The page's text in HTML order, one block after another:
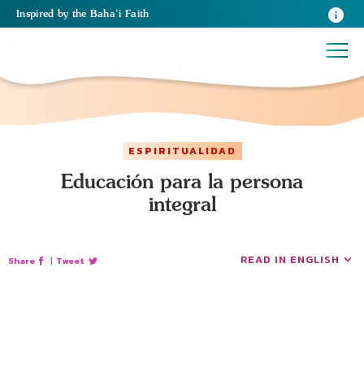
Inspired by the Baha’i Faith
ESPIRITUALIDAD
Educación para la persona
integral
Share | Tweet READ IN ENGLISH